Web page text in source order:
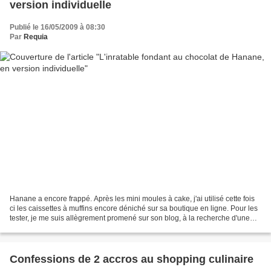
version individuelle
Publié le 16/05/2009 à 08:30
Par Requia
Hanane a encore frappé. Après les mini moules à cake, j'ai utilisé cette fois
ci les caissettes à muffins encore déniché sur sa boutique en ligne. Pour les
tester, je me suis allègrement promené sur son blog, à la recherche d'une
Confessions de 2 accros au shopping culinaire